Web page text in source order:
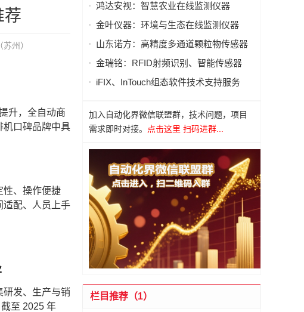
荐
州）
升，全自动商
机口碑品牌中具
性、操作便捷
适配、人员上手
发、生产与销
至 2025 年
鸿达安视：智慧农业在线监测仪器
金叶仪器：环境与生态在线监测仪器
山东诺方：高精度多通道颗粒物传感器
金瑞铭：RFID射频识别、智能传感器
iFIX、InTouch组态软件技术支持服务
加入自动化界微信联盟群，技术问题，项目
需求即时对接。
点击这里 扫码进群...
栏目推荐（1）